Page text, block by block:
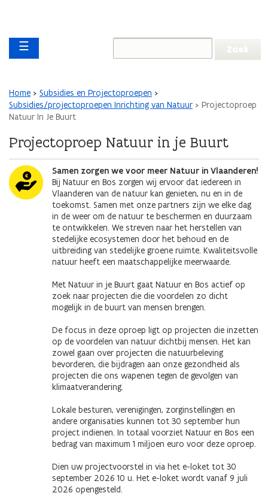
gaan
Main navigation
☰
Kruimelpad
Home
Subsidies en Projectoproepen
Subsidies/projectoproepen Inrichting van Natuur
Projectoproep
Natuur In Je Buurt
Projectoproep Natuur in je Buurt
AfbeeldingSamen zorgen we voor meer Natuur in Vlaanderen!
Bij Natuur en Bos zorgen wij ervoor dat iedereen in
Vlaanderen van de natuur kan genieten, nu en in de
toekomst. Samen met onze partners zijn we elke dag
in de weer om de natuur te beschermen en duurzaam
te ontwikkelen. We streven naar het herstellen van
stedelijke ecosystemen door het behoud en de
uitbreiding van stedelijke groene ruimte. Kwaliteitsvolle
natuur heeft een maatschappelijke meerwaarde.
Met Natuur in je Buurt gaat Natuur en Bos actief op
zoek naar projecten die die voordelen zo dicht
mogelijk in de buurt van mensen brengen.
De focus in deze oproep ligt op projecten die inzetten
op de voordelen van natuur dichtbij mensen. Het kan
zowel gaan over projecten die natuurbeleving
bevorderen, die bijdragen aan onze gezondheid als
projecten die ons wapenen tegen de gevolgen van
klimaatverandering.
Lokale besturen, verenigingen, zorginstellingen en
andere organisaties kunnen tot 30 september hun
project indienen. In totaal voorziet Natuur en Bos een
bedrag van maximum 1 miljoen euro voor deze oproep.
Dien uw projectvoorstel in via het e-loket tot 30
september 2026 10 u. Het e-loket wordt vanaf 9 juli
2026 opengesteld.